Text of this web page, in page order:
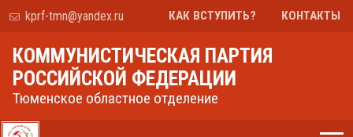
kprf-tmn@yandex.ru КАК ВСТУПИТЬ? КОНТАКТЫ
КОММУНИСТИЧЕСКАЯ ПАРТИЯ
РОССИЙСКОЙ ФЕДЕРАЦИИ
Тюменское областное отделение